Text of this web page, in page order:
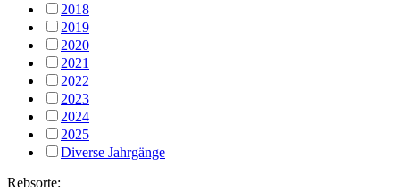
2018
2019
2020
2021
2022
2023
2024
2025
Diverse Jahrgänge
Rebsorte: